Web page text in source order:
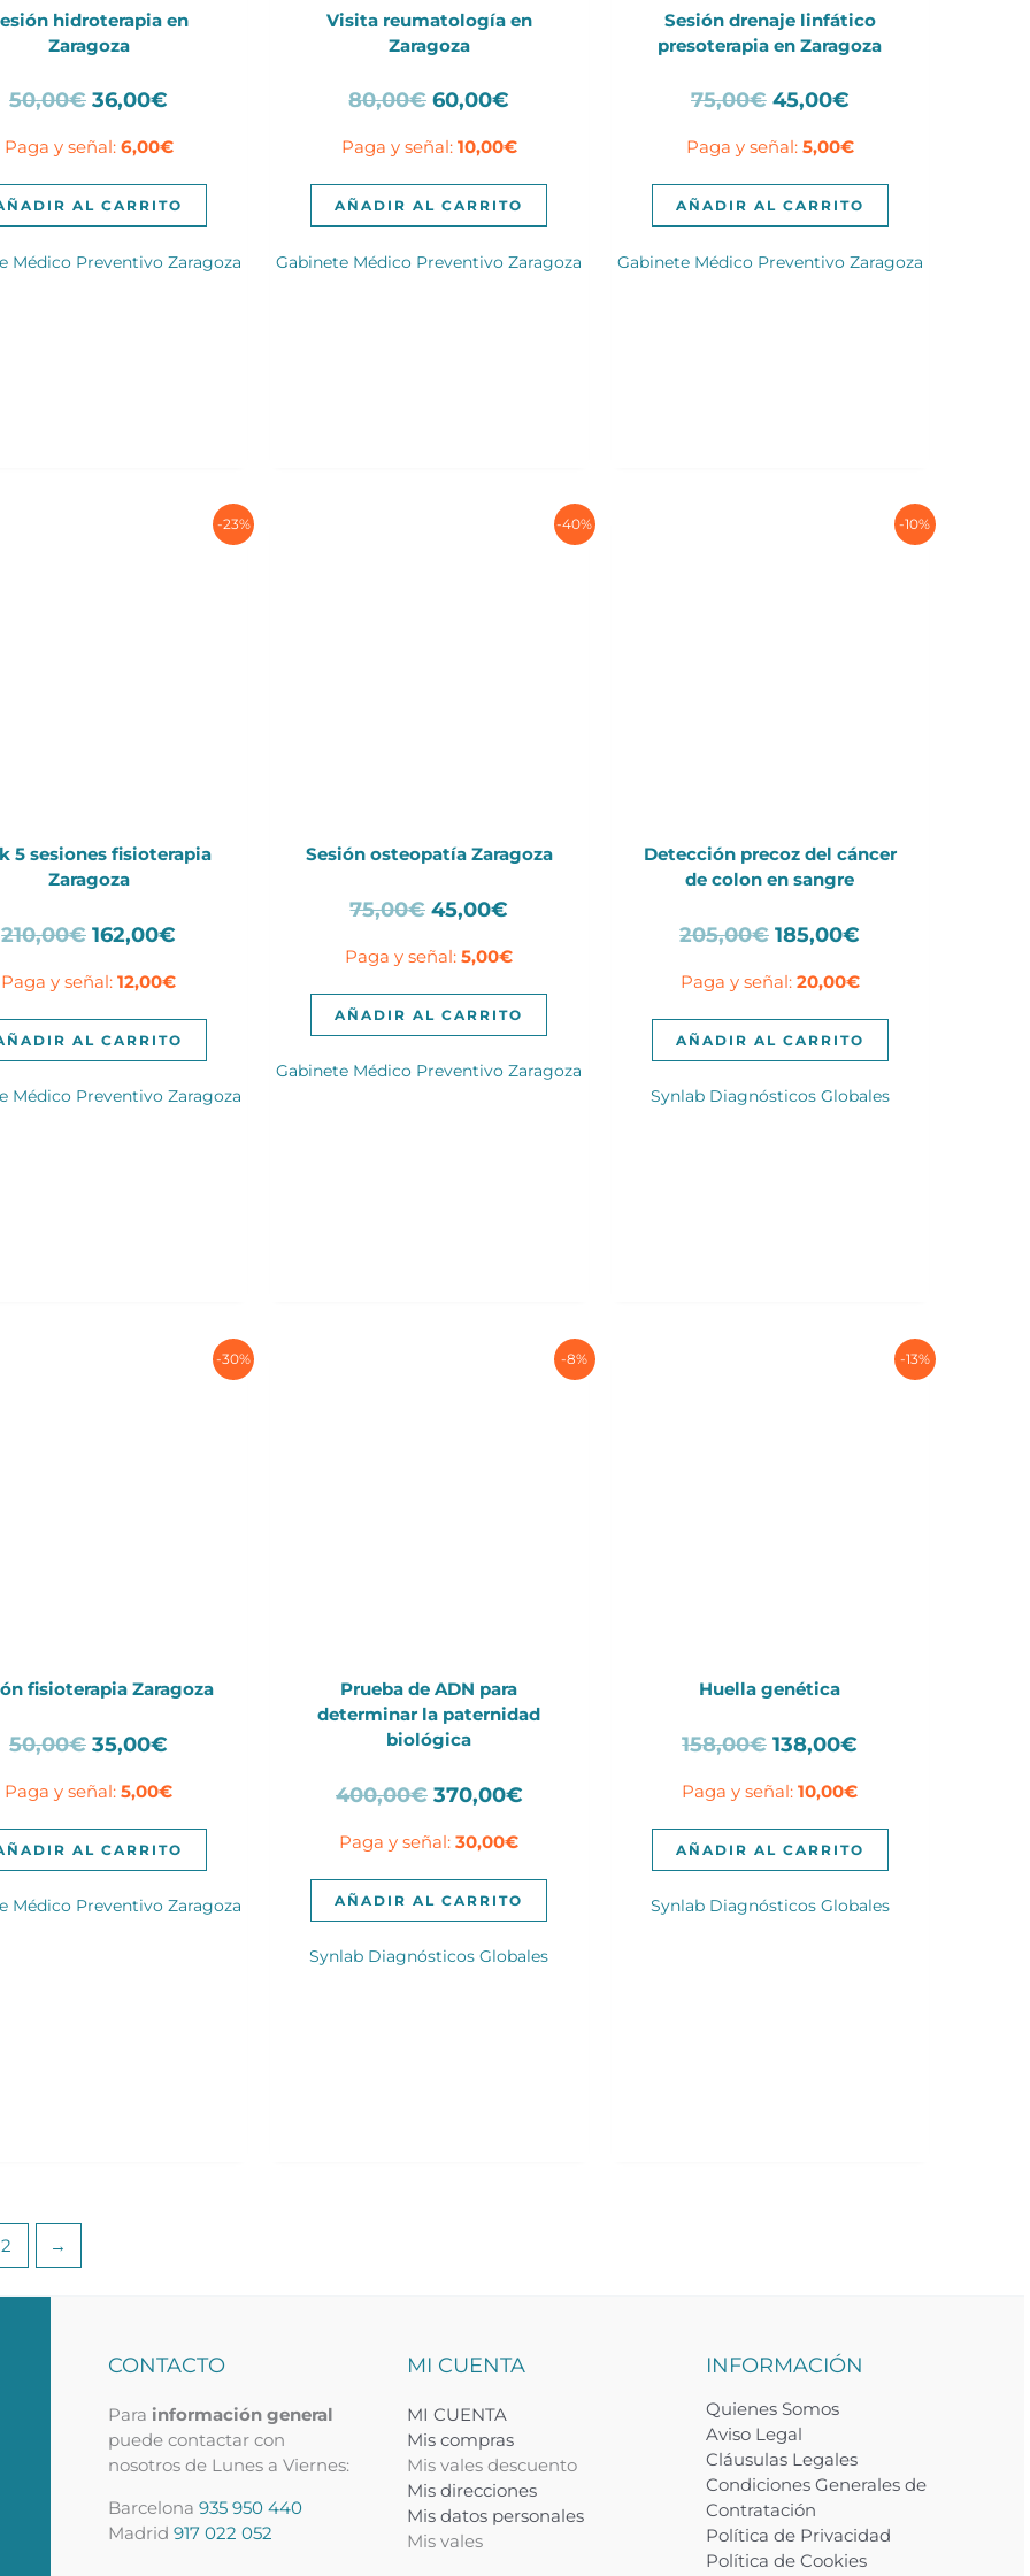
hidroterapia en
Zaragoza
50,00€ El
original
era:
50,00€.
36,00€
actual
es:
36,00€.
Paga y señal: 6,00€
AL CARRITO
Médico Preventivo Zaragoza
Visita reumatología en
Zaragoza
80,00€ El
original
era:
80,00€.
60,00€
actual
es:
60,00€.
Paga y señal: 10,00€
AÑADIR AL CARRITO
Gabinete Médico Preventivo Zaragoza
Sesión drenaje linfático
presoterapia en Zaragoza
75,00€ El
original
era:
75,00€.
45,00€El
actual
es:
45,00€.
Paga y señal: 5,00€
AÑADIR AL CARRITO
Gabinete Médico Preventivo Zaragoza
-23%
5 sesiones fisioterapia
Zaragoza
210,00€ El
original
era:
210,00€.
162,00€
actual
es:
162,00€.
Paga y señal:12,00€
AL CARRITO
Médico Preventivo Zaragoza
-40%
Sesión osteopatía Zaragoza
75,00€ El
original
era:
75,00€.
45,00€
actual
es:
45,00€.
Paga y señal:5,00€
AÑADIR AL CARRITO
Gabinete Médico Preventivo Zaragoza
-10%
Detección precoz del cáncer
de colon en sangre
205,00€ El
original
era:
205,00€.
185,00€
actual
es:
185,00€.
Paga y señal: 20,00€
AÑADIR AL CARRITO
Synlab Diagnósticos Globales
-30%
fisioterapia Zaragoza
50,00€ El
original
era:
50,00€.
35,00€
actual
es:
35,00€.
Paga y señal:5,00€
AL CARRITO
Médico Preventivo Zaragoza
-8%
Prueba de ADN para
determinar la paternidad
biológica
400,00€ El
original
era:
400,00€.
370,00€El
es:
Paga y señal:30,00€
AÑADIR AL CARRITO
Synlab Diagnósticos Globales
-13%
Huella genética
158,00€ El
original
era:
158,00€.
138,00€
actual
es:
138,00€.
Paga y señal:10,00€
AÑADIR AL CARRITO
Synlab Diagnósticos Globales
2 →
CONTACTO
Para información general
puede contactar con
nosotros de Lunes a Viernes:
Barcelona 935 950 440
Madrid 917 022 052
MI CUENTA
MI CUENTA
Mis compras
Mis vales descuento
Mis direcciones
Mis datos personales
Mis vales
INFORMACIÓN
Quienes Somos
Aviso Legal
Cláusulas Legales
Condiciones Generales de
Contratación
Política de Privacidad
Política de Cookies